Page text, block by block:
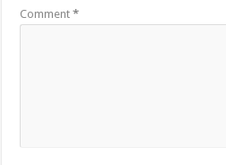
Comment*